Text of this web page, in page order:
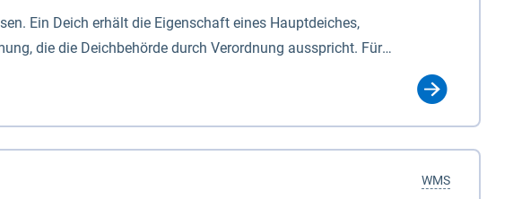
Ein Deich erhält die Eigenschaft eines Hauptdeiches,
die die Deichbehörde durch Verordnung ausspricht. Für
Deichgesetzes (NDG). Die Widmung "2.Deichlinie" ist
Sturmfluten, zu dienen bestimmt sind (§2 Abs.3 NDG). Ein Bauwerk
durch Widmung, die die Deichbehörde durch Verordnung
WMS